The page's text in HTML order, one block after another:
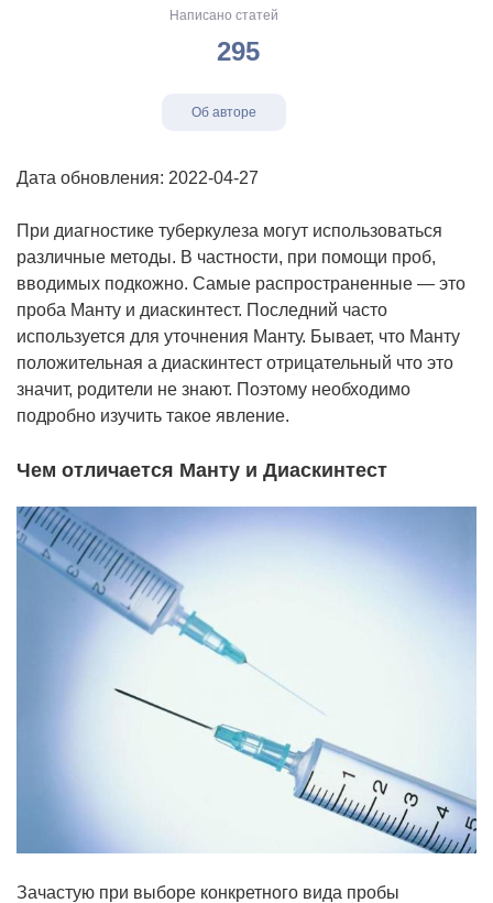
Написано статей
295
Об авторе
Дата обновления: 2022-04-27
При диагностике туберкулеза могут использоваться
различные методы. В частности, при помощи проб,
вводимых подкожно. Самые распространенные — это
проба Манту и диаскинтест. Последний часто
используется для уточнения Манту. Бывает, что Манту
положительная а диаскинтест отрицательный что это
значит, родители не знают. Поэтому необходимо
подробно изучить такое явление.
Чем отличается Манту и Диаскинтест
Зачастую при выборе конкретного вида пробы